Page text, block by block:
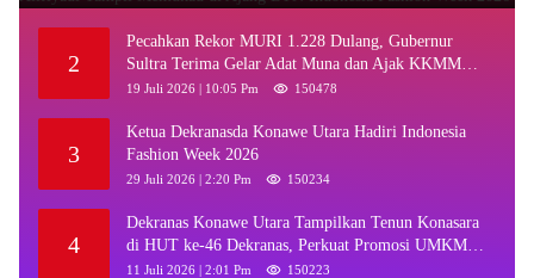
2
Pecahkan Rekor MURI 1.228 Dulang, Gubernur
Sultra Terima Gelar Adat Muna dan Ajak KKMM
Bersinergi
19 Juli 2026 | 10:05 Pm 150478
3
Ketua Dekranasda Konawe Utara Hadiri Indonesia
Fashion Week 2026
29 Juli 2026 | 2:20 Pm 150234
4
Dekranas Konawe Utara Tampilkan Tenun Konasara
di HUT ke-46 Dekranas, Perkuat Promosi UMKM
Daerah
11 Juli 2026 | 2:01 Pm 150223